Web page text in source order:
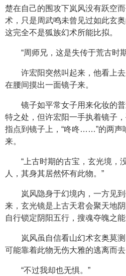
楚在自己的围攻下岚风没有跃空
术，只是周武鸣未曾见过如此玄
这完全不是狐族幻术所能比拟。
“周师兄，这是失传于荒古时
许宏阳突然叫起来，他看上
在腰间摸出一面镜子来。
镜子如平常女子用来化妆的
特之处，但许宏阳一手执着镜子
指点到镜子上，“咚咚……”的两声
来。
“上古时期的古宝，玄光境，
人，其身其居然怀有此物。”
岚风隐身于幻境内，一方见
来，玄光镜是上古天君会聚天地
自行锁定阴阳五行，搜魂夺魄之能
岚风虽自信看山幻术玄奥莫
可能靠着此物无伤大雅的逃离而去
“不过我却也无惧。”